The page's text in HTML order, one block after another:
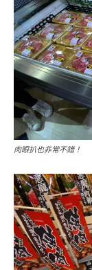
肉眼扒也非常不錯！